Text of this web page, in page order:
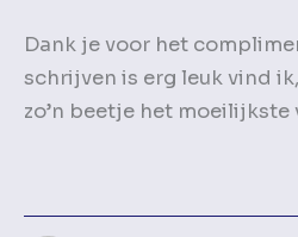
Dank je voor het
schrijven is erg leuk vind
zo’n beetje het moeilijkste